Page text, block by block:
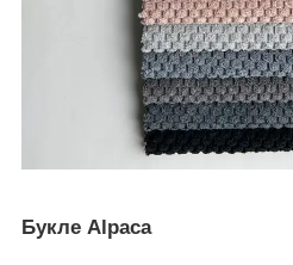
Букле Alpaca